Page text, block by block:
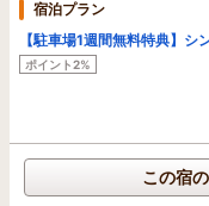
宿泊プラン
【駐車場1週間無料特典】シ
ポイント2%
この宿